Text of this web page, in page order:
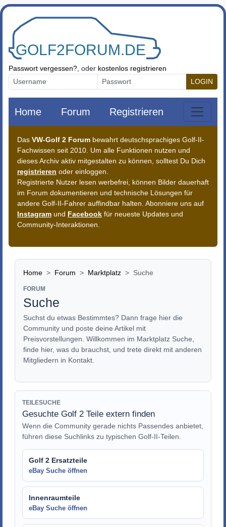
Zum Inhalt springen
Passwort vergessen? , oder kostenlos registrieren
LOGIN
Home Forum Registrieren
Das VW-Golf 2 Forum bewahrt deutschsprachiges Golf-II-
Fachwissen seit 2010. Um alle Funktionen nutzen und
dieses Archiv aktiv mitgestalten zu können, solltest Du Dich
registrieren oder einloggen.
Registrierte Nutzer lesen werbefrei, können Bilder dauerhaft
im Forum dokumentieren und technische Lösungen für
andere Golf-II-Fahrer auffindbar halten. Abonniere uns auf
Instagram und Facebook für neueste Updates und
Community-Interaktionen.
Home Forum Marktplatz Suche
FORUM
Suche
Suchst du etwas Bestimmtes? Dann frage hier die
Community und poste deine Artikel mit
Preisvorstellungen. Willkommen im Marktplatz Suche,
finde hier, was du brauchst, und trete direkt mit anderen
Mitgliedern in Kontakt.
TEILESUCHE
Gesuchte Golf 2 Teile extern finden
Wenn die Community gerade nichts Passendes anbietet,
führen diese Suchlinks zu typischen Golf-II-Teilen.
Golf 2 Ersatzteile
eBay Suche öffnen
Innenraumteile
eBay Suche öffnen